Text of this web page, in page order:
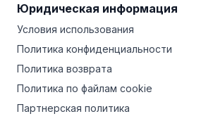
Юридическая информация
Условия использования
Политика конфиденциальности
Политика возврата
Политика по файлам cookie
Партнерская политика